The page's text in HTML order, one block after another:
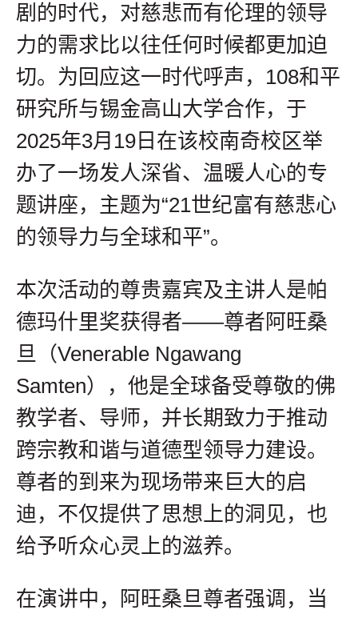
剧的时代，对慈悲而有伦理的领导
力的需求比以往任何时候都更加迫
切。为回应这一时代呼声，108和平
研究所与锡金高山大学合作，于
2025年3月19日在该校南奇校区举
办了一场发人深省、温暖人心的专
题讲座，主题为“21世纪富有慈悲心
的领导力与全球和平”。
本次活动的尊贵嘉宾及主讲人是帕
德玛什里奖获得者——尊者阿旺桑
旦（Venerable Ngawang
Samten），他是全球备受尊敬的佛
教学者、导师，并长期致力于推动
跨宗教和谐与道德型领导力建设。
尊者的到来为现场带来巨大的启
迪，不仅提供了思想上的洞见，也
给予听众心灵上的滋养。
在演讲中，阿旺桑旦尊者强调，当